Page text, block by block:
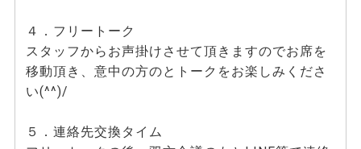
４．フリートーク
スタッフからお声掛けさせて頂きますのでお席を
移動頂き、意中の方のとトークをお楽しみくださ
い(^^)/
５．連絡先交換タイム